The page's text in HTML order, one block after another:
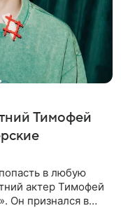
Тимофей
в любую
актер Тимофей
Он признался в